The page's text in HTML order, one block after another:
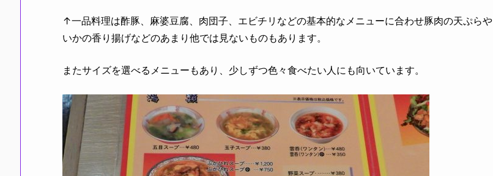
↑一品料理は酢豚、麻婆豆腐、肉団子、エビチリなどの基本的なメニューに合わせ豚肉の天ぷらや
いかの香り揚げなどのあまり他では見ないものもあります。
またサイズを選べるメニューもあり、少しずつ色々食べたい人にも向いています。